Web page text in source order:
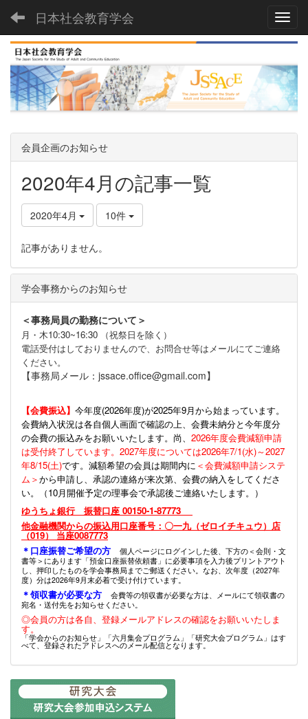
日本社会教育学会
会員企画のお知らせ
2020年4月の記事一覧
2020年4月 10件
記事がありません。
学会事務からのお知らせ
＜事務局員の勤務について＞
月・木10:30~16:30 （祝祭日を除く）
電話受付はしておりませんので、お問合せ等はメールにてご連絡
ください。
【事務局メール：jssace.office@gmail.com】
【会費振込】 今年度(2026年度)が2025年9月から始まっています。
会費納入状況は各自個人画面で確認の上、会費未納分と今年度分
の会費の振込みをお願いいたします。尚、 2026年度会費減額申請
は受付終了しています。2027年度については2026年7/1(水)～2027
年8/15(土)です。減額希望の会員は期間内に ＜会費減額申請システ
ム＞から申請し、承認の連絡が来次第、会費の納入をしてくださ
い。（10月開催予定の理事会で承認後ご連絡いたします。）
ゆうちょ銀行 振替口座 00150-1-87773
他金融機関からの振込用口座番号：〇一九（ゼロイチキュウ）店
（019） 当座0087773
＊口座振替ご希望の方
個人ページにログインした後、下方の＜会則・文
書等＞にあります「預金口座振替依頼書」に必要事項を入力後プリントアウト
し、押印したものを学会事務局までご郵送ください。なお、次年度（2027年
度）分は2026年9月末必着で受け付けています。
＊領収書が必要な方
会費等の領収書が必要な方は、メールにて領収書の
宛名・送付先をお知らせください。
◎会員の方は各自、登録メールアドレスの確認をお願いいたしま
す。
「学会からのお知らせ」「六月集会プログラム」「研究大会プログラム」はす
べて、登録されたアドレスへのメール配信となります。